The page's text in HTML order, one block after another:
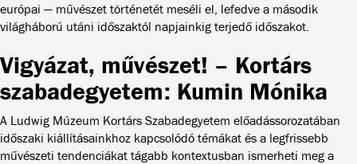
európai — művészet történetét meséli el, lefedve a második
világháború utáni időszaktól napjainkig terjedő időszakot.
Vigyázat, művészet! – Kortárs
szabadegyetem: Kumin Mónika
A Ludwig Múzeum Kortárs Szabadegyetem előadássorozatában
időszaki kiállításainkhoz kapcsolódó témákat és a legfrissebb
művészeti tendenciákat tágabb kontextusban ismerheti meg a